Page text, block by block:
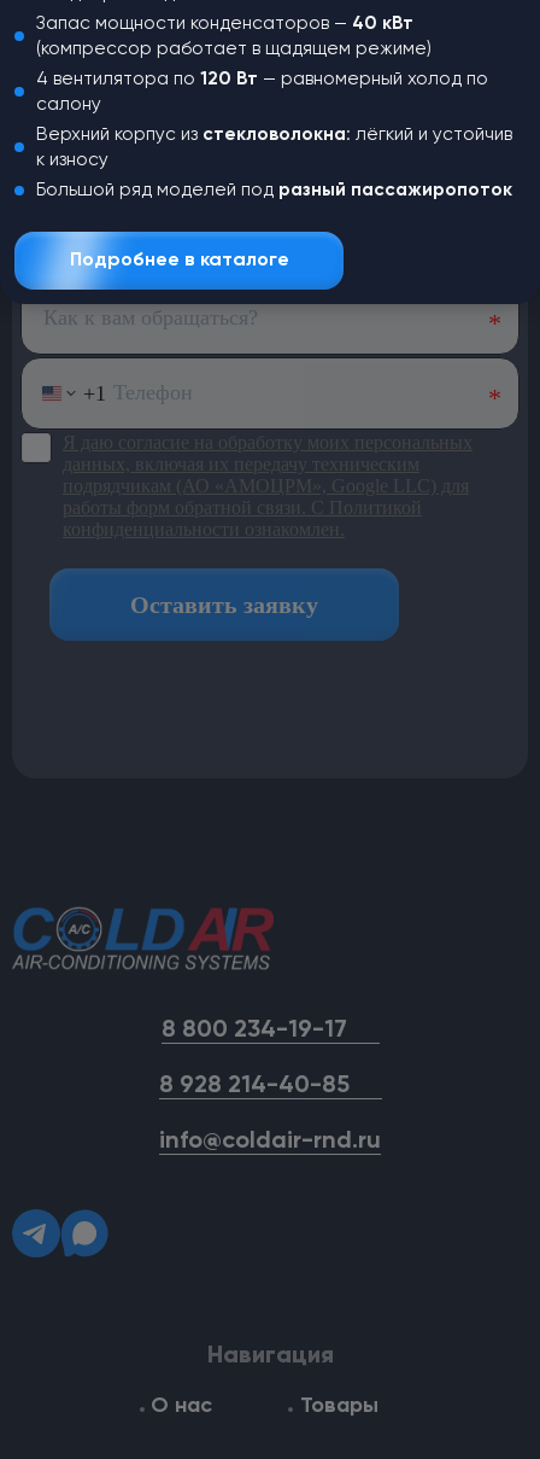
Не нашли,что искали?
Оставьте заявку и наш менеджер
8 800 234-19-17
8 928 214-40-85
info@coldair-rnd.ru
Навигация
О нас Товары
Запас мощности конденсаторов — 40 кВт
(компрессор работает в щадящем режиме)
4 вентилятора по120 Вт — равномерный холод по
салону
Верхний корпус из стекловолокна: лёгкий и устойчив
к износу
Большой ряд моделей под разный пассажиропоток
Подробнее в каталоге